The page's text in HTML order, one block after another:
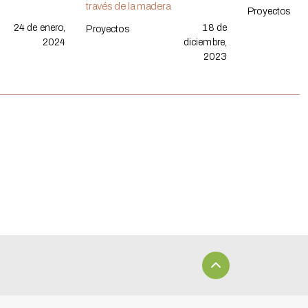
24 de enero,
2024
través de la madera
Proyectos
18 de
diciembre,
2023
Proyectos